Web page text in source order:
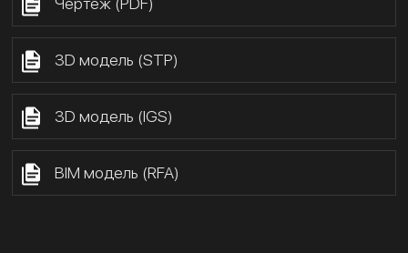
3D модель (STP)
3D модель (IGS)
BIM модель (RFA)